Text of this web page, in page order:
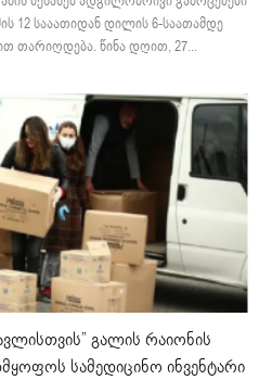
12 სააათიდან დილის 6-საათამდე
თარიღდება. წინა დღით, 27...
გალის რაიონის
სამედიცინო ინვენტარი